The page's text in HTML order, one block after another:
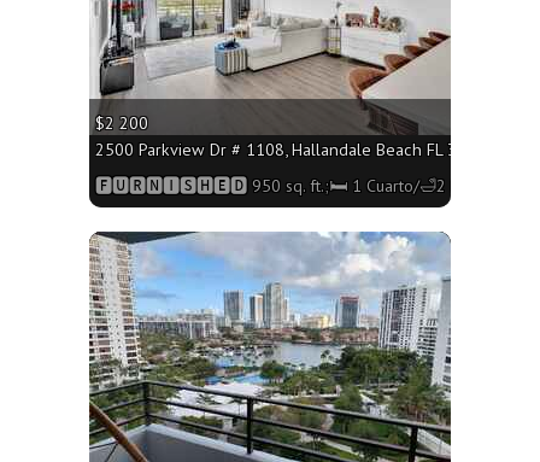
$2 200
2500 Parkview Dr # 1108, Hallandale Beach FL 33009 -
🅵🆄🆁🅽🅸🆂🅷🅴🅳 950 sq. ft.;🛏 1 Cuarto/🛁2 Baños
More